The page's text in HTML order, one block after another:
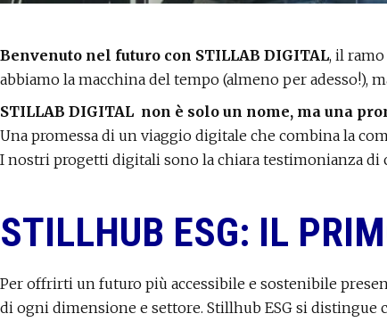
Benvenuto nel futuro con STILLAB DIGITAL, il
abbiamo la macchina del tempo (almeno per adesso!),
STILLAB DIGITAL non è solo un nome, ma una
Una promessa di un viaggio digitale che combina la
I nostri progetti digitali sono la chiara testimonianza di
STILLHUB ESG: IL
Per offrirti un futuro più accessibile e sostenibile
di ogni dimensione e settore. Stillhub ESG si distingue